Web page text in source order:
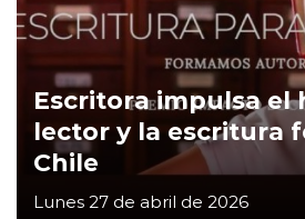
Escritora impulsa el
lector y la escritura
Chile
Lunes 27 de abril de 2026